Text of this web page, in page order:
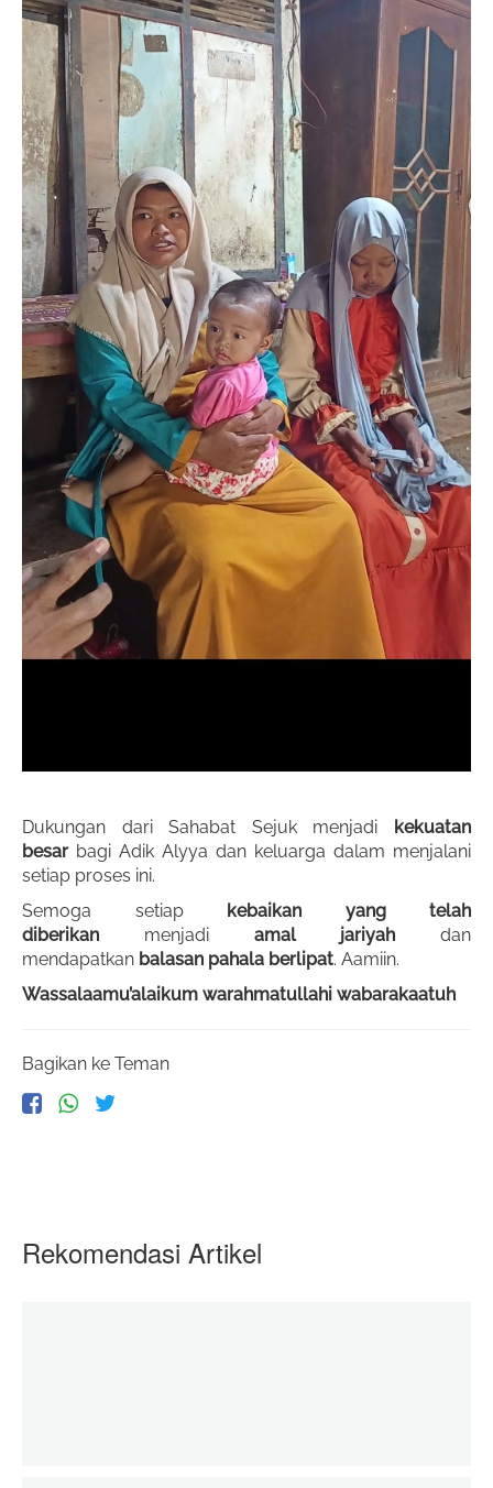
Dukungan dari Sahabat Sejuk menjadi kekuatan
besarbagi Adik Alyya dan keluarga dalam menjalani
setiap proses ini.
Semoga setiap kebaikan yang telah
diberikan menjadi amal jariyah dan
mendapatkan balasan pahala berlipat. Aamiin.
Wassalaamu’alaikum warahmatullahi wabarakaatuh
Bagikan ke Teman
Rekomendasi Artikel